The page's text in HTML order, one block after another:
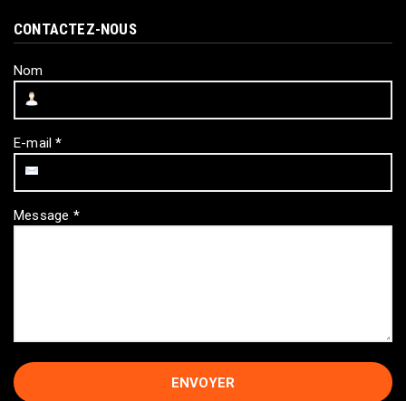
CONTACTEZ-NOUS
Nom
E-mail*
Message *